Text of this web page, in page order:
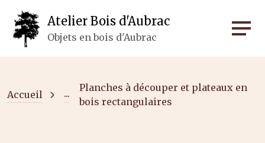
Atelier Bois d'Aubrac
Objets en bois d'Aubrac
Accueil ...
Planches à découper et plateaux en
bois rectangulaires